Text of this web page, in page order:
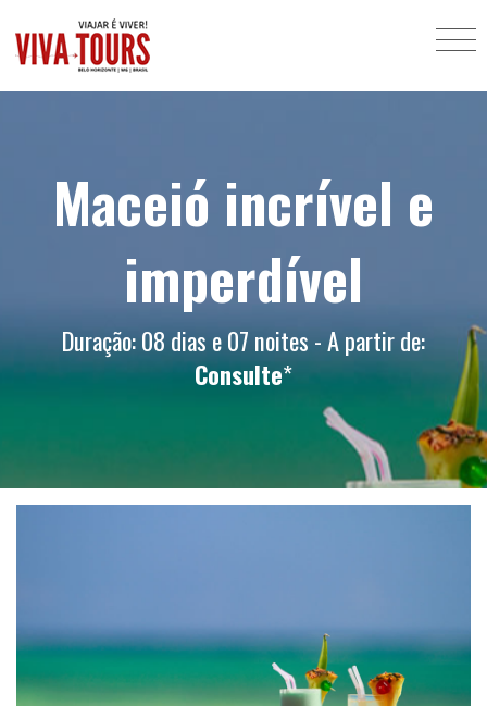
Maceió incrível e
imperdível
Duração: 08 dias e 07 noites - A partir de:
Consulte*